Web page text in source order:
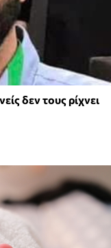
δεν τους ρίχνει